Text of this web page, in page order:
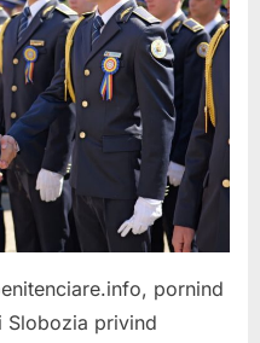
OAMENI
DE
ESTE
FALS.
A
CE
pornind
Slobozia privind